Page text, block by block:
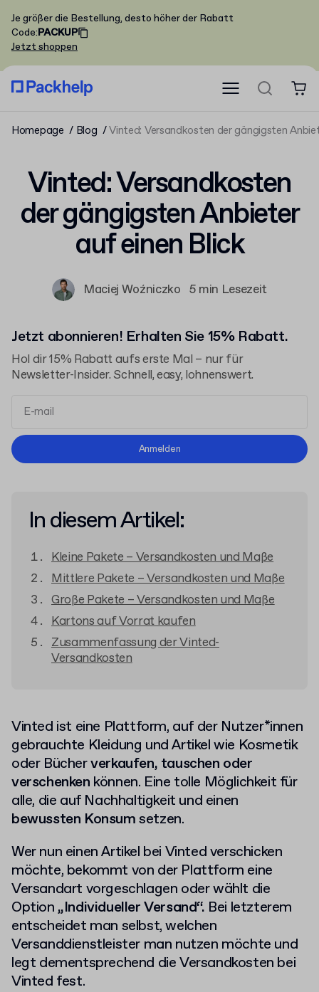
Je größer die Bestellung, desto höher der Rabatt
Code:PACKUP
Jetzt shoppen
Homepage Blog Vinted: Versandkosten der gängigsten
Vinted: Versandkosten
der gängigsten Anbieter
auf einen Blick
Maciej Woźniczko 5 min Lesezeit
Jetzt abonnieren! Erhalten Sie 15% Rabatt.
Hol dir 15% Rabatt aufs erste Mal – nur für
Newsletter-Insider. Schnell, easy, lohnenswert.
Allgemeinen Geschäftsbedingungen
Anmelden
In diesem Artikel:
Kleine Pakete – Versandkosten und Maße
Mittlere Pakete – Versandkosten und Maße
Große Pakete – Versandkosten und Maße
Kartons auf Vorrat kaufen
Zusammenfassung der Vinted-
Versandkosten
Vinted ist eine Plattform, auf der Nutzer*innen
gebrauchte Kleidung und Artikel wie Kosmetik
oder Bücherverkaufen, tauschen oder
verschenken können. Eine tolle Möglichkeit für
alle, die auf Nachhaltigkeit und einen
bewussten Konsumsetzen.
Wer nun einen Artikel bei Vinted verschicken
möchte, bekommt von der Plattform eine
Versandart vorgeschlagen oder wählt die
Option„Individueller Versand“. Bei letzterem
entscheidet man selbst, welchen
Versanddienstleister man nutzen möchte und
legt dementsprechend die Versandkosten bei
Vinted fest.